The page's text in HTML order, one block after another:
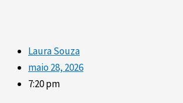
Laura Souza
maio 28, 2026
7:20 pm